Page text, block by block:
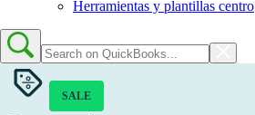
Herramientas y plantillas centro
SALE